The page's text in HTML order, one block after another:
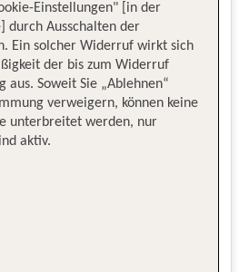
Einstellungen" [in der
durch Ausschalten der
Ein solcher Widerruf wirkt sich
der bis zum Widerruf
Soweit Sie „Ablehnen“
verweigern, können keine
unterbreitet werden, nur
aktiv.